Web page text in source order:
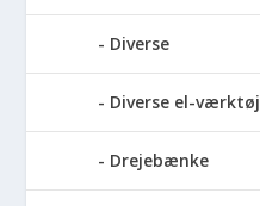
Diverse
Diverse el-værktøj
Drejebænke